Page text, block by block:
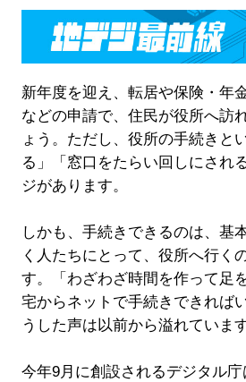
新年度を迎え、転居や保険・年
などの申請で、住民が役所へ訪
ょう。ただし、役所の手続きと
る」「窓口をたらい回しにされ
ジがあります。
しかも、手続きできるのは、基
く人たちにとって、役所へ行く
す。「わざわざ時間を作って足
宅からネットで手続きできれ
うした声は以前から溢れています
今年9月に創設されるデジタル